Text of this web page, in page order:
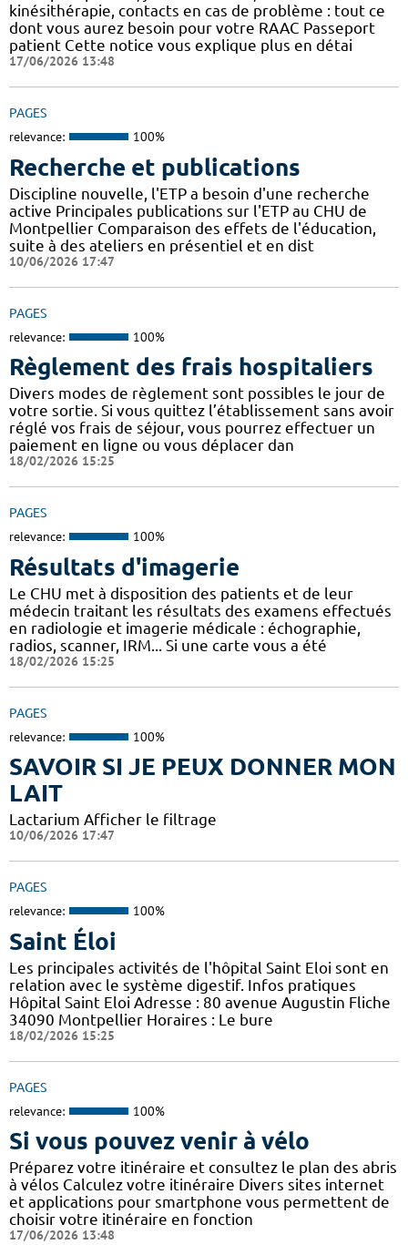
kinésithérapie, contacts en cas de problème : tout ce
dont vous aurez besoin pour votre RAAC Passeport
patient Cette notice vous explique plus en détai
17/06/2026 13:48
PAGES
relevance: 100%
Recherche et publications
Discipline nouvelle, l'ETP a besoin d'une recherche
active Principales publications sur l'ETP au CHU de
Montpellier Comparaison des effets de l'éducation,
suite à des ateliers en présentiel et en dist
10/06/2026 17:47
PAGES
relevance: 100%
Règlement des frais hospitaliers
Divers modes de règlement sont possibles le jour de
votre sortie. Si vous quittez l’établissement sans avoir
réglé vos frais de séjour, vous pourrez effectuer un
paiement en ligne ou vous déplacer dan
18/02/2026 15:25
PAGES
relevance: 100%
Résultats d'imagerie
Le CHU met à disposition des patients et de leur
médecin traitant les résultats des examens effectués
en radiologie et imagerie médicale : échographie,
radios, scanner, IRM... Si une carte vous a été
18/02/2026 15:25
PAGES
relevance: 100%
SAVOIR SI JE PEUX DONNER MON
LAIT
Lactarium Afficher le filtrage
10/06/2026 17:47
PAGES
relevance: 100%
Saint Éloi
Les principales activités de l'hôpital Saint Eloi sont en
relation avec le système digestif. Infos pratiques
Hôpital Saint Eloi Adresse : 80 avenue Augustin Fliche
34090 Montpellier Horaires : Le bure
18/02/2026 15:25
PAGES
relevance: 100%
Si vous pouvez venir à vélo
Préparez votre itinéraire et consultez le plan des abris
à vélos Calculez votre itinéraire Divers sites internet
et applications pour smartphone vous permettent de
choisir votre itinéraire en fonction
17/06/2026 13:48